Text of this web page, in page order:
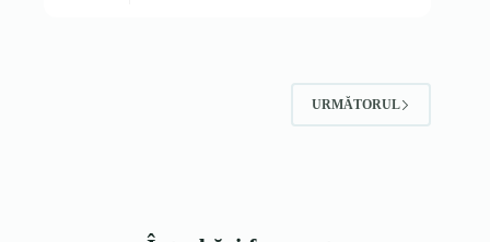
URMĂTORUL